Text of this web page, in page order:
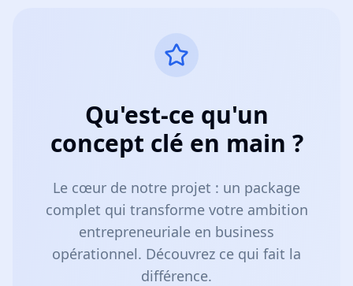
Qu'est-ce qu'un
concept clé en main ?
Le cœur de notre projet : un package
complet qui transforme votre ambition
entrepreneuriale en business
opérationnel. Découvrez ce qui fait la
différence.